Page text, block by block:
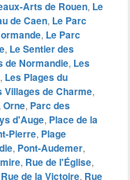
Arts de Rouen, Le
de Caen, Le Parc
, Le Parc
, Le Sentier des
de Normandie, Les
, Les Plages du
Villages de Charme,
Orne, Parc des
d'Auge, Place de la
Pierre, Plage
, Pont-Audemer,
, Rue de l'Église,
Rue de la Victoire, Rue